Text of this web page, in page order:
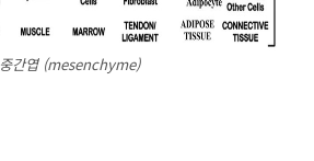
중간엽 (mesenchyme)